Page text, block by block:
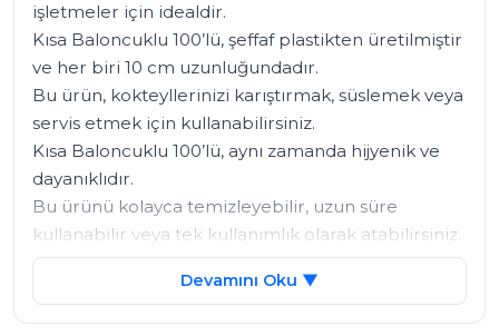
işletmeler için idealdir.
Kısa Baloncuklu 100’lü, şeffaf plastikten üretilmiştir
ve her biri 10 cm uzunluğundadır.
Bu ürün, kokteyllerinizi karıştırmak, süslemek veya
servis etmek için kullanabilirsiniz.
Kısa Baloncuklu 100’lü, aynı zamanda hijyenik ve
dayanıklıdır.
Bu ürünü kolayca temizleyebilir, uzun süre
kullanabilir veya tek kullanımlık olarak atabilirsiniz.
Kısa Baloncuklu 100’lü’nün avantajları şunlardır:
Devamını Oku ▼